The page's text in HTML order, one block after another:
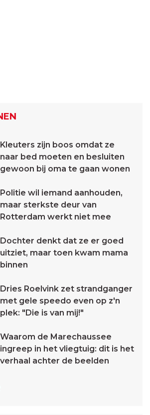
Kleuters zijn boos omdat ze
naar bed moeten en besluiten
gewoon bij oma te gaan wonen
Politie wil iemand aanhouden,
maar sterkste deur van
Rotterdam werkt niet mee
Dochter denkt dat ze er goed
uitziet, maar toen kwam mama
binnen
Dries Roelvink zet strandganger
met gele speedo even op z'n
plek: "Die is van mij!"
Waarom de Marechaussee
ingreep in het vliegtuig: dit is het
verhaal achter de beelden